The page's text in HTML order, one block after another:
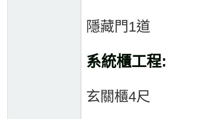
隱藏門1道
系統櫃工程:
玄關櫃4尺